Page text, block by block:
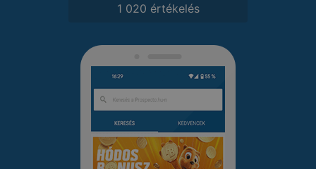
1 020 értékelés